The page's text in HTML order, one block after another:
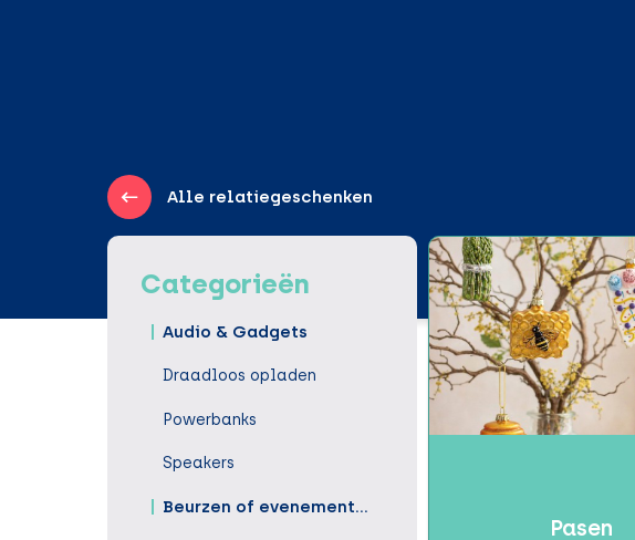
Alle relatiegeschenken
Categorieën
Audio & Gadgets
Draadloos opladen
Powerbanks
Speakers
Beurzen of evenementen
Pasen